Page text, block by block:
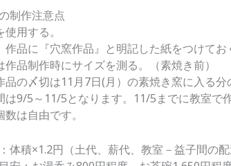
制作注意点
用する。
作品に『穴窯作品』と明記した紙をつけてお
作品制作時にサイズを測る。（素焼き前）
品の〆切は11月7日(月）の素焼き窯に入る分
は9/5～11/5となります。11/5までに教室で
は自由です。
体積×1.2円（土代、薪代、教室－益子間の配